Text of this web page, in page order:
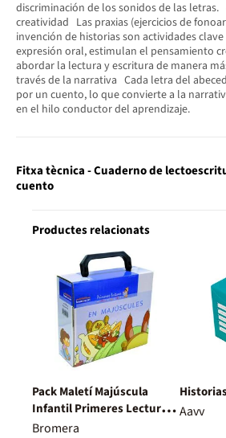
discriminación de los sonidos de las letras.
creatividad Las praxias (ejercicios de
invención de historias son actividades
expresión oral, estimulan el pensamiento
abordar la lectura y escritura de manera
través de la narrativa Cada letra del
por un cuento, lo que convierte a la
en el hilo conductor del aprendizaje.
Fitxa tècnica - Cuaderno de
cuento
Productes relacionats
Pack Maletí Majúscula
Infantil Primeres Lectures
De Micalet
Bromera
Aavv